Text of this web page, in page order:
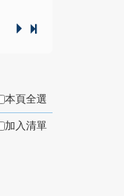
本頁全選
加入清單